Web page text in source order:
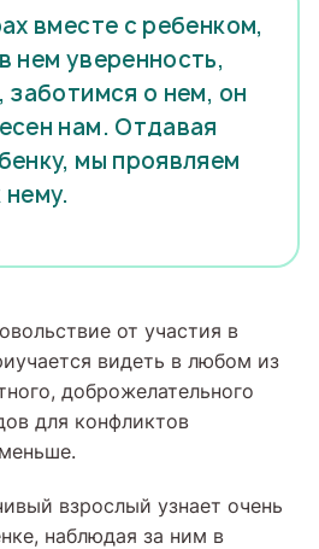
вместе с ребенком,
нем уверенность,
заботимся о нем, он
нам. Отдавая
мы проявляем
от участия в
видеть в любом из
доброжелательного
для конфликтов
взрослый узнает очень
наблюдая за ним в